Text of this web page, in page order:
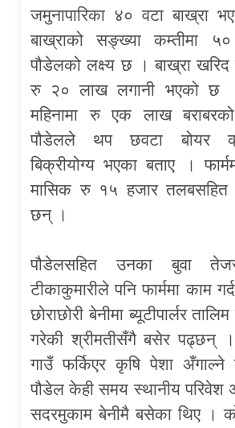
जमुनापारिका ४० वटा बाख्रा
बाख्राको सङ्ख्या कम्तीमा
पौडेलको लक्ष्य छ । बाख्रा खरिद र
रु २० लाख लगानी भएको छ ।
महिनामा रु एक लाख
पौडेलले थप छवटा बोयर
बिक्रीयोग्य भएका बताए ।
मासिक रु १५ हजार तलबसहित
छन् ।
पौडेलसहित उनका बुवा
टीकाकुमारीले पनि फार्ममा काम
छोराछोरी बेनीमा ब्यूटीपार्लर
गरेकी श्रीमतीसँगै बसेर पढ्छन् ।
गाउँ फर्किएर कृषि पेशा अँगाल्ने
पौडेल केही समय स्थानीय
सदरमुकाम बेनीमै बसेका थिए ।